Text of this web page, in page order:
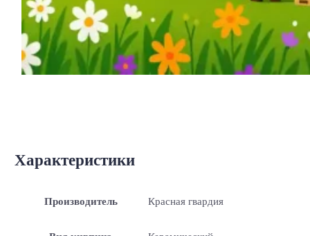
Характеристики
Производитель Красная гвардия